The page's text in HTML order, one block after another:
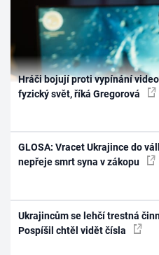
Hráči bojují proti vypínání
fyzický svět, říká Gregorová
GLOSA: Vracet Ukrajince do
nepřeje smrt syna v zákopu
Ukrajincům se lehčí trestná
Pospíšil chtěl vidět čísla